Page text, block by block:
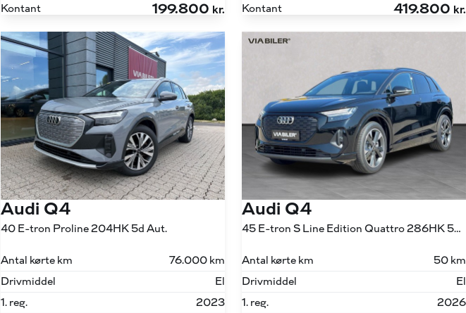
Kontant
199.800 kr.
Kontant
419.800 kr.
Audi Q4
40 E-tron Proline 204HK 5d Aut.
Antal kørte km
76.000 km
Drivmiddel
El
1. reg.
2023
Audi Q4
45 E-tron S Line Edition Quattro 286HK 5d Aut.
Antal kørte km
50 km
Drivmiddel
El
1. reg.
2026